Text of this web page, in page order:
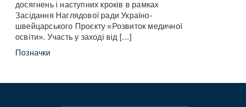
досягнень і наступних кроків в рамках
Засідання Наглядової ради Україно-
швейцарського Проєкту «Розвиток медичної
освіти». Участь у заході від […]
Позначки